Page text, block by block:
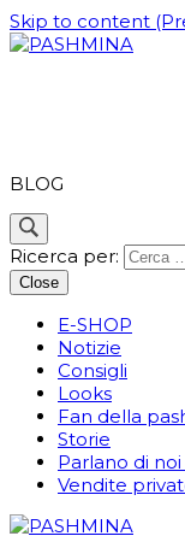
Skip to content
BLOG
Ricerca per:
Close
E-SHOP
Notizie
Consigli
Looks
Fan della
Storie
Parlano di noi
Vendite